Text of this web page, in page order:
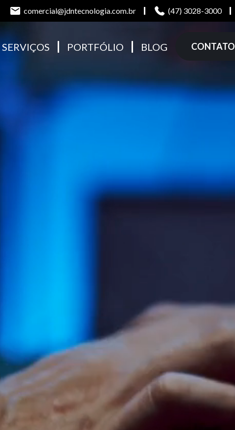
comercial@jdntecnologia.com.br (47) 3028-3000
SERVIÇOS PORTFÓLIO BLOG CONTATO